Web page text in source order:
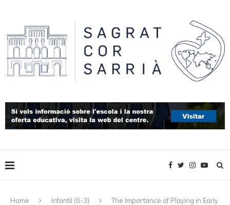
Home Infantil (0-3)
The Importance of Playing in Early